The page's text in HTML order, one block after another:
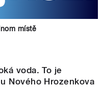
místě
voda. To je
Nového Hrozenkova